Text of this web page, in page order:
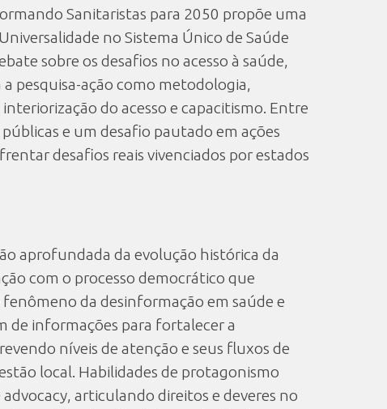
Sanitaristas para 2050 propõe uma
no Sistema Único de Saúde
sobre os desafios no acesso à saúde,
pesquisa-ação como metodologia,
do acesso e capacitismo. Entre
e um desafio pautado em ações
desafios reais vivenciados por estados
aprofundada da evolução histórica da
com o processo democrático que
da desinformação em saúde e
de informações para fortalecer a
níveis de atenção e seus fluxos de
local. Habilidades de protagonismo
articulando direitos e deveres no